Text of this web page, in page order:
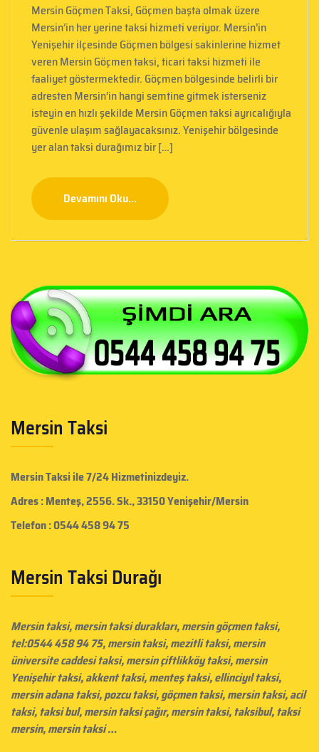
Mersin Göçmen Taksi, Göçmen başta olmak üzere
Mersin’in her yerine taksi hizmeti veriyor. Mersin’in
Yenişehir ilçesinde Göçmen bölgesi sakinlerine hizmet
veren Mersin Göçmen taksi, ticari taksi hizmeti ile
faaliyet göstermektedir. Göçmen bölgesinde belirli bir
adresten Mersin’in hangi semtine gitmek isterseniz
isteyin en hızlı şekilde Mersin Göçmen taksi ayrıcalığıyla
güvenle ulaşım sağlayacaksınız. Yenişehir bölgesinde
yer alan taksi durağımız bir […]
Devamını Oku...
Mersin Taksi
Mersin Taksiile 7/24 Hizmetinizdeyiz.
Adres : Menteş, 2556. Sk., 33150 Yenişehir/Mersin
Telefon : 0544 458 94 75
Mersin Taksi Durağı
Mersin taksi, mersin taksi durakları,mersin göçmen taksi,
tel:0544 458 94 75, mersin taksi, mezitli taksi,mersin
üniversite caddesi taksi,mersin çiftlikköy taksi, mersin
Yenişehir taksi, akkent taksi, menteş taksi, ellinciyıl taksi,
mersin adana taksi, pozcu taksi, göçmen taksi,mersin taksi, acil
taksi, taksi bul, mersin taksi çağır,mersin taksi, taksibul, taksi
mersin, mersin taksi …